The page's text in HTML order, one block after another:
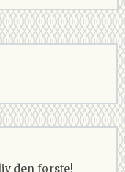
den første!